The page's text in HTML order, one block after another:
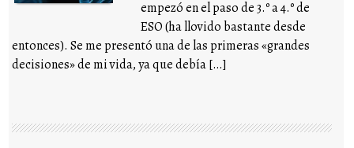
empezó en el paso de 3.º a 4.º de
ESO (ha llovido bastante desde
entonces). Se me presentó una de las primeras «grandes
decisiones» de mi vida, ya que debía […]